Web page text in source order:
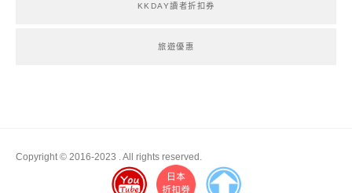
KKDAY讀者折扣券
旅遊優惠
Copyright © 2016-2023 . All rights reserved.